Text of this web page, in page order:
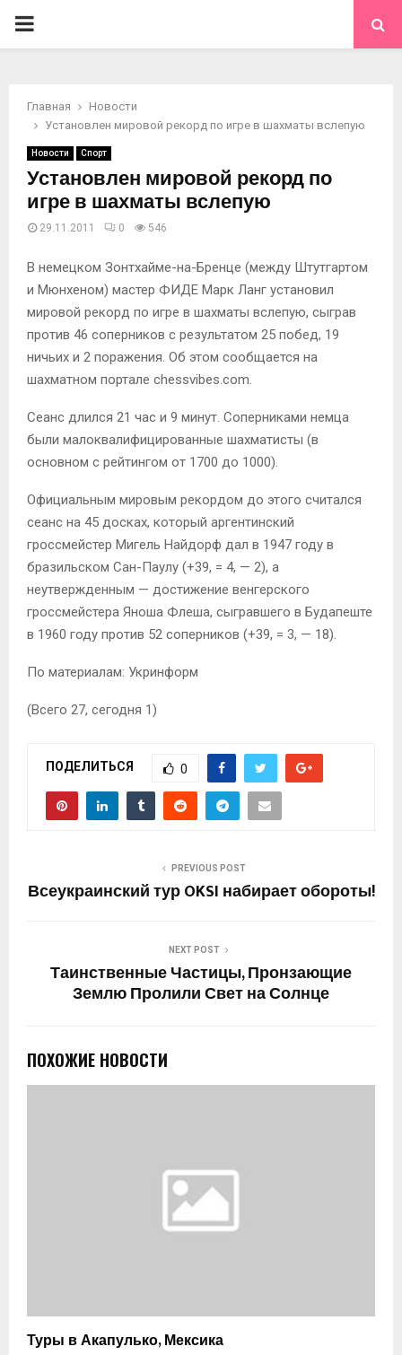
ОСНОВНОЕ
Главная
Новости
Установлен мировой рекорд по игре в шахматы вслепую
Новости Спорт
Установлен мировой рекорд по
игре в шахматы вслепую
29.11.2011 0 546
В немецком Зонтхайме-на-Бренце (между Штутгартом
и Мюнхеном) мастер ФИДЕ Марк Ланг установил
мировой рекорд по игре в шахматы вслепую, сыграв
против 46 соперников с результатом 25 побед, 19
ничьих и 2 поражения. Об этом сообщается на
шахматном портале chessvibes.com.
Сеанс длился 21 час и 9 минут. Соперниками немца
были малоквалифицированные шахматисты (в
основном с рейтингом от 1700 до 1000).
Официальным мировым рекордом до этого считался
сеанс на 45 досках, который аргентинский
гроссмейстер Мигель Найдорф дал в 1947 году в
бразильском Сан-Паулу (+39, = 4, — 2), а
неутвержденным — достижение венгерского
гроссмейстера Яноша Флеша, сыгравшего в Будапеште
в 1960 году против 52 соперников (+39, = 3, — 18).
По материалам: Укринформ
(Всего 27, сегодня 1)
ПОДЕЛИТЬСЯ 0
PREVIOUS POST
Всеукраинский тур OKSI набирает обороты!
NEXT POST
Таинственные Частицы, Пронзающие
Землю Пролили Свет на Солнце
ПОХОЖИЕ НОВОСТИ
Туры в Акапулько, Мексика